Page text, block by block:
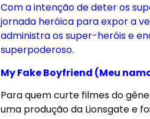
Com a intenção de deter os
jornada heróica para expor a
administra os super-heróis e
superpoderoso.
My Fake Boyfriend (Meu
Para quem curte filmes do
uma produção da Lionsgate e